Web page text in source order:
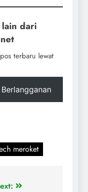
dari
terbaru lewat
Berlangganan
meroket